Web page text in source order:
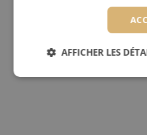
AFFICHER LES